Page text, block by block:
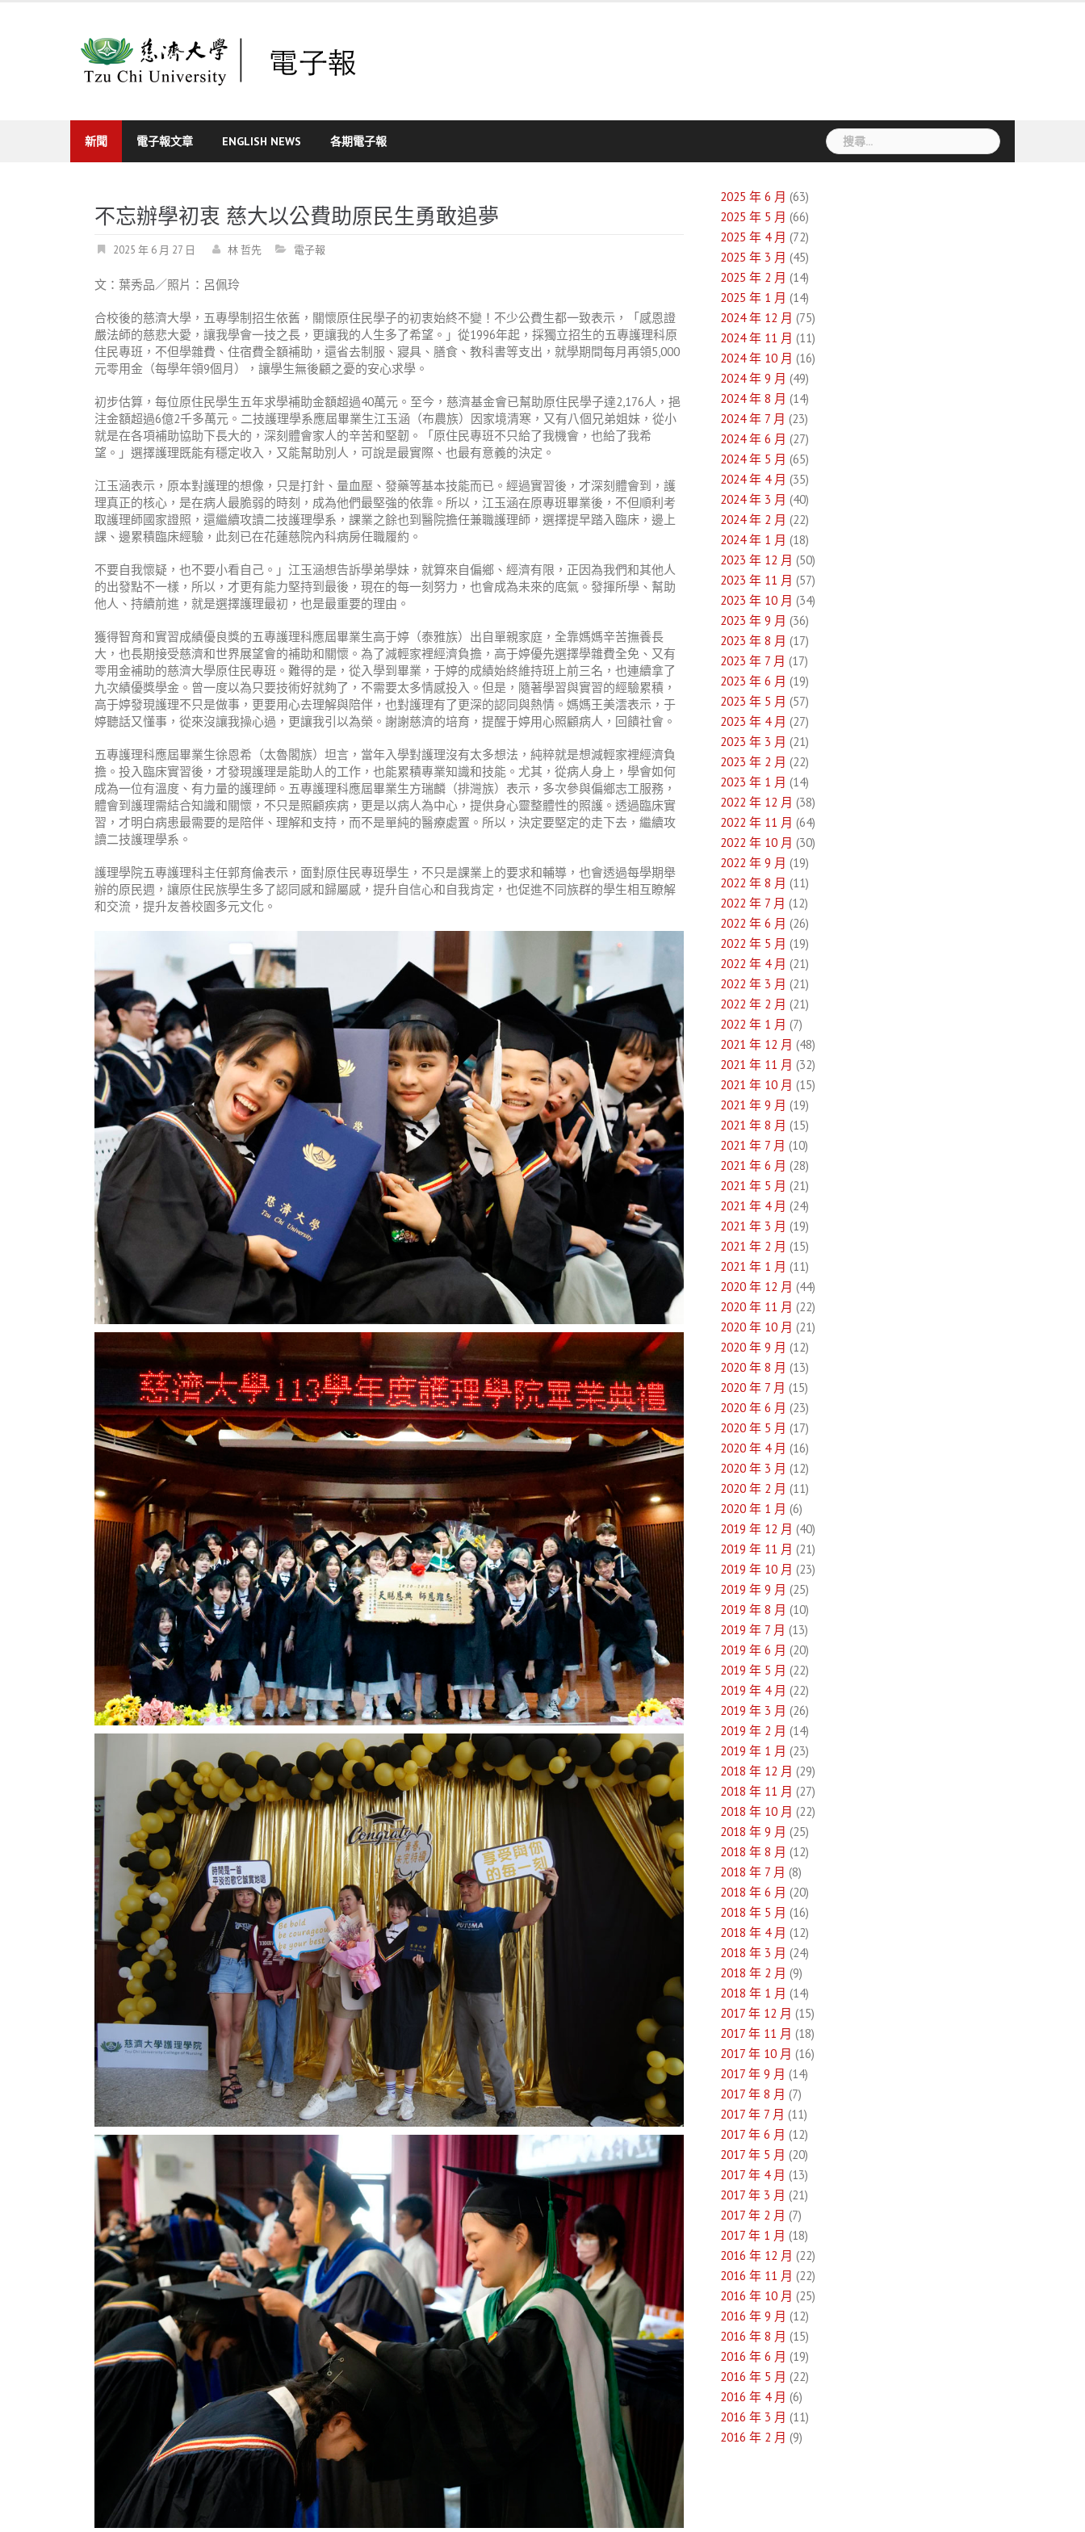
新聞 電子報文章 ENGLISH NEWS 各期電子報
搜
尋
不忘辦學初衷 慈大以公費助原民生勇敢追夢
2025 年 6 月 27 日 林 哲先 電子報
文：葉秀品／照片：呂佩玲
合校後的慈濟大學，五專學制招生依舊，關懷原住民學子的初衷始終不變！不少公費生都一致表示，「感恩證
嚴法師的慈悲大愛，讓我學會一技之長，更讓我的人生多了希望。」從1996年起，採獨立招生的五專護理科原
住民專班，不但學雜費、住宿費全額補助，還省去制服、寢具、膳食、教科書等支出，就學期間每月再領5,000
元零用金（每學年領9個月），讓學生無後顧之憂的安心求學。
初步估算，每位原住民學生五年求學補助金額超過40萬元。至今，慈濟基金會已幫助原住民學子達2,176人，挹
注金額超過6億2千多萬元。二技護理學系應屆畢業生江玉涵（布農族）因家境清寒，又有八個兄弟姐妹，從小
就是在各項補助協助下長大的，深刻體會家人的辛苦和堅韌。「原住民專班不只給了我機會，也給了我希
望。」選擇護理既能有穩定收入，又能幫助別人，可說是最實際、也最有意義的決定。
江玉涵表示，原本對護理的想像，只是打針、量血壓、發藥等基本技能而已。經過實習後，才深刻體會到，護
理真正的核心，是在病人最脆弱的時刻，成為他們最堅強的依靠。所以，江玉涵在原專班畢業後，不但順利考
取護理師國家證照，還繼續攻讀二技護理學系，課業之餘也到醫院擔任兼職護理師，選擇提早踏入臨床，邊上
課、邊累積臨床經驗，此刻已在花蓮慈院內科病房任職履約。
不要自我懷疑，也不要小看自己。」江玉涵想告訴學弟學妹，就算來自偏鄉、經濟有限，正因為我們和其他人
的出發點不一樣，所以，才更有能力堅持到最後，現在的每一刻努力，也會成為未來的底氣。發揮所學、幫助
他人、持續前進，就是選擇護理最初，也是最重要的理由。
獲得智育和實習成績優良獎的五專護理科應屆畢業生高于婷（泰雅族）出自單親家庭，全靠媽媽辛苦撫養長
大，也長期接受慈濟和世界展望會的補助和關懷。為了減輕家裡經濟負擔，高于婷優先選擇學雜費全免、又有
零用金補助的慈濟大學原住民專班。難得的是，從入學到畢業，于婷的成績始終維持班上前三名，也連續拿了
九次績優獎學金。曾一度以為只要技術好就夠了，不需要太多情感投入。但是，隨著學習與實習的經驗累積，
高于婷發現護理不只是做事，更要用心去理解與陪伴，也對護理有了更深的認同與熱情。媽媽王美澐表示，于
婷聽話又懂事，從來沒讓我操心過，更讓我引以為榮。謝謝慈濟的培育，提醒于婷用心照顧病人，回饋社會。
五專護理科應屆畢業生徐恩希（太魯閣族）坦言，當年入學對護理沒有太多想法，純粹就是想減輕家裡經濟負
擔。投入臨床實習後，才發現護理是能助人的工作，也能累積專業知識和技能。尤其，從病人身上，學會如何
成為一位有溫度、有力量的護理師。五專護理科應屆畢業生方瑞麟（排灣族）表示，多次參與偏鄉志工服務，
體會到護理需結合知識和關懷，不只是照顧疾病，更是以病人為中心，提供身心靈整體性的照護。透過臨床實
習，才明白病患最需要的是陪伴、理解和支持，而不是單純的醫療處置。所以，決定要堅定的走下去，繼續攻
讀二技護理學系。
護理學院五專護理科主任郭育倫表示，面對原住民專班學生，不只是課業上的要求和輔導，也會透過每學期舉
辦的原民週，讓原住民族學生多了認同感和歸屬感，提升自信心和自我肯定，也促進不同族群的學生相互瞭解
和交流，提升友善校園多元文化。
2025 年 6 月 (63)
2025 年 5 月 (66)
2025 年 4 月 (72)
2025 年 3 月 (45)
2025 年 2 月 (14)
2025 年 1 月 (14)
2024 年 12 月 (75)
2024 年 11 月 (11)
2024 年 10 月 (16)
2024 年 9 月 (49)
2024 年 8 月 (14)
2024 年 7 月 (23)
2024 年 6 月 (27)
2024 年 5 月 (65)
2024 年 4 月 (35)
2024 年 3 月 (40)
2024 年 2 月 (22)
2024 年 1 月 (18)
2023 年 12 月 (50)
2023 年 11 月 (57)
2023 年 10 月 (34)
2023 年 9 月 (36)
2023 年 8 月 (17)
2023 年 7 月 (17)
2023 年 6 月 (19)
2023 年 5 月 (57)
2023 年 4 月 (27)
2023 年 3 月 (21)
2023 年 2 月 (22)
2023 年 1 月 (14)
2022 年 12 月 (38)
2022 年 11 月 (64)
2022 年 10 月 (30)
2022 年 9 月 (19)
2022 年 8 月 (11)
2022 年 7 月 (12)
2022 年 6 月 (26)
2022 年 5 月 (19)
2022 年 4 月 (21)
2022 年 3 月 (21)
2022 年 2 月 (21)
2022 年 1 月 (7)
2021 年 12 月 (48)
2021 年 11 月 (32)
2021 年 10 月 (15)
2021 年 9 月 (19)
2021 年 8 月 (15)
2021 年 7 月 (10)
2021 年 6 月 (28)
2021 年 5 月 (21)
2021 年 4 月 (24)
2021 年 3 月 (19)
2021 年 2 月 (15)
2021 年 1 月 (11)
2020 年 12 月 (44)
2020 年 11 月 (22)
2020 年 10 月 (21)
2020 年 9 月 (12)
2020 年 8 月 (13)
2020 年 7 月 (15)
2020 年 6 月 (23)
2020 年 5 月 (17)
2020 年 4 月 (16)
2020 年 3 月 (12)
2020 年 2 月 (11)
2020 年 1 月 (6)
2019 年 12 月 (40)
2019 年 11 月 (21)
2019 年 10 月 (23)
2019 年 9 月 (25)
2019 年 8 月 (10)
2019 年 7 月 (13)
2019 年 6 月 (20)
2019 年 5 月 (22)
2019 年 4 月 (22)
2019 年 3 月 (26)
2019 年 2 月 (14)
2019 年 1 月 (23)
2018 年 12 月 (29)
2018 年 11 月 (27)
2018 年 10 月 (22)
2018 年 9 月 (25)
2018 年 8 月 (12)
2018 年 7 月 (8)
2018 年 6 月 (20)
2018 年 5 月 (16)
2018 年 4 月 (12)
2018 年 3 月 (24)
2018 年 2 月 (9)
2018 年 1 月 (14)
2017 年 12 月 (15)
2017 年 11 月 (18)
2017 年 10 月 (16)
2017 年 9 月 (14)
2017 年 8 月 (7)
2017 年 7 月 (11)
2017 年 6 月 (12)
2017 年 5 月 (20)
2017 年 4 月 (13)
2017 年 3 月 (21)
2017 年 2 月 (7)
2017 年 1 月 (18)
2016 年 12 月 (22)
2016 年 11 月 (22)
2016 年 10 月 (25)
2016 年 9 月 (12)
2016 年 8 月 (15)
2016 年 6 月 (19)
2016 年 5 月 (22)
2016 年 4 月 (6)
2016 年 3 月 (11)
2016 年 2 月 (9)